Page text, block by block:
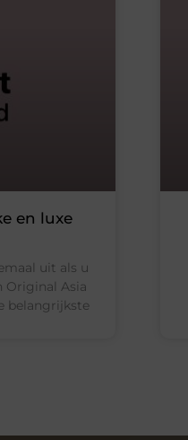
en luxe
uit als u
Original Asia
belangrijkste